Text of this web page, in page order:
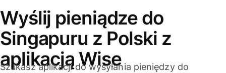
Wyślij pieniądze do
Singapuru z Polski z
aplikacją Wise
Szukasz aplikacji do wysyłania pieniędzy do